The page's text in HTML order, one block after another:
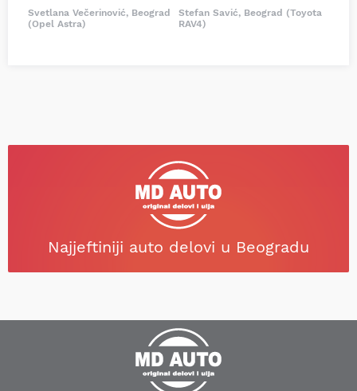
Svetlana Večerinović, Beograd
(Opel Astra)
Stefan Savić, Beograd (Toyota
RAV4)
Najjeftiniji auto delovi u Beogradu